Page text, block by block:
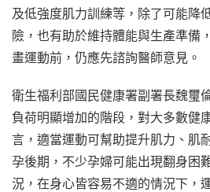
及低強度肌力訓練等，除了可能降
險，也有助於維持體能與生產準備
畫運動前，仍應先諮詢醫師意見。
衛生福利部國民健康署副署長魏璽
負荷明顯增加的階段，對大多數健
言，適當運動可幫助提升肌力、肌
孕後期，不少孕婦可能出現翻身困
況，在身心皆容易不適的情況下，